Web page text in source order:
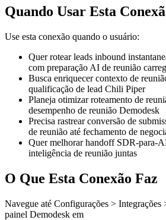
Quando Usar Esta
Use esta conexão quando o usuário:
Quer rotear leads inbound
com preparação AI de reunião
Busca enriquecer contexto de
qualificação de lead Chili Piper
Planeja otimizar roteamento de
desempenho de reunião Demodesk
Precisa rastrear conversão de
de reunião até fechamento de
Quer melhorar handoff SDR-para-
inteligência de reunião juntas
O Que Esta Conexão Faz
Navegue até Configurações > Integrações
painel Demodesk em